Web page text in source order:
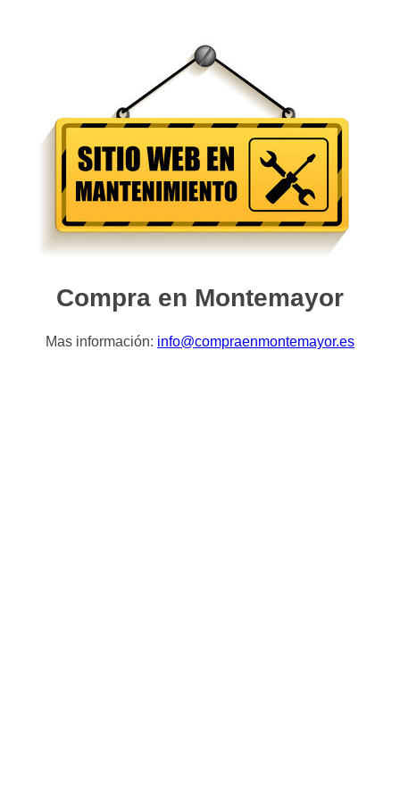
Compra en Montemayor
Mas información: info@compraenmontemayor.es